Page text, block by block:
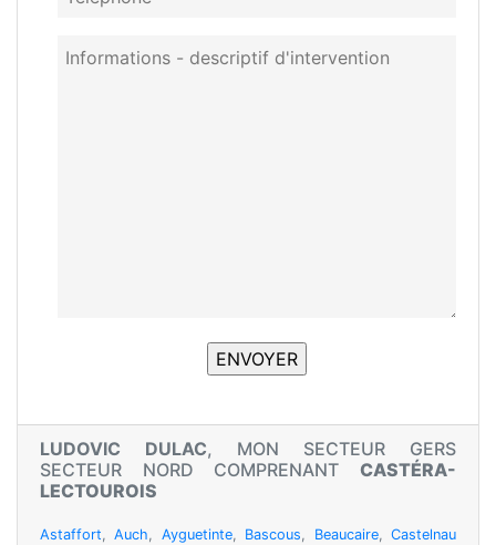
LUDOVIC DULAC, MON SECTEUR GERS
SECTEUR NORD COMPRENANT CASTÉRA-
LECTOUROIS
Astaffort,Auch, Ayguetinte, Bascous, Beaucaire,Castelnau